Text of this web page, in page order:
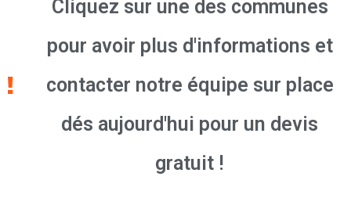
Cliquez sur une des communes
pour avoir plus d'informations et
contacter notre équipe sur place
dés aujourd'hui pour un devis
gratuit !